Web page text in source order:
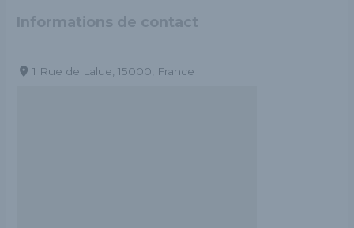
Informations de contact
1 Rue de Lalue, 15000, France